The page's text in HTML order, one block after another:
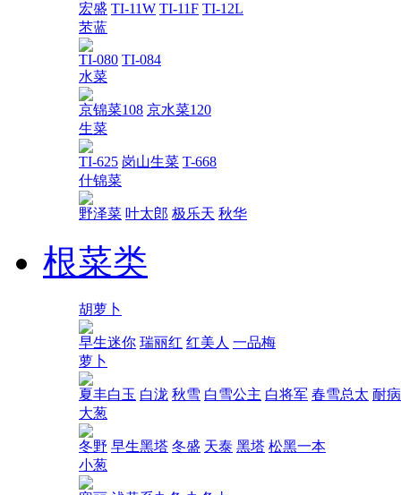
宏盛 TI-11W TI-11F TI-12L
苤蓝
TI-080 TI-084
水菜
京锦菜108 京水菜120
生菜
TI-625 岗山生菜 T-668
什锦菜
野泽菜 叶太郎 极乐天 秋华
根菜类
胡萝卜
早生迷你 瑞丽红 红美人 一品梅
萝卜
夏丰白玉 白泷 秋雪 白雪公主 白将军 春雪总太 耐
大葱
冬野 早生黑塔 冬盛 天泰 黑塔 松黑一本
小葱